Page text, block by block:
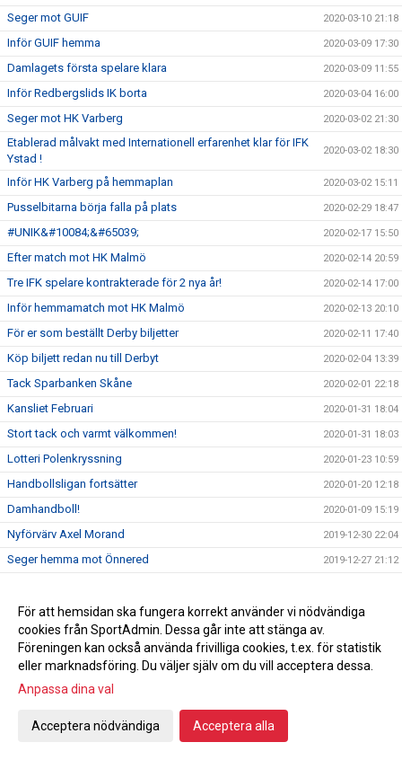
Seger mot GUIF 2020-03-10 21:18
Inför GUIF hemma 2020-03-09 17:30
Damlagets första spelare klara 2020-03-09 11:55
Inför Redbergslids IK borta 2020-03-04 16:00
Seger mot HK Varberg 2020-03-02 21:30
Etablerad målvakt med Internationell erfarenhet klar för IFK
Ystad !
2020-03-02 18:30
Inför HK Varberg på hemmaplan 2020-03-02 15:11
Pusselbitarna börja falla på plats 2020-02-29 18:47
#UNIK&#10084;&#65039; 2020-02-17 15:50
Efter match mot HK Malmö 2020-02-14 20:59
Tre IFK spelare kontrakterade för 2 nya år! 2020-02-14 17:00
Inför hemmamatch mot HK Malmö 2020-02-13 20:10
För er som beställt Derby biljetter 2020-02-11 17:40
Köp biljett redan nu till Derbyt 2020-02-04 13:39
Tack Sparbanken Skåne 2020-02-01 22:18
Kansliet Februari 2020-01-31 18:04
Stort tack och varmt välkommen! 2020-01-31 18:03
Lotteri Polenkryssning 2020-01-23 10:59
Handbollsligan fortsätter 2020-01-20 12:18
Damhandboll! 2020-01-09 15:19
Nyförvärv Axel Morand 2019-12-30 22:04
Seger hemma mot Önnered 2019-12-27 21:12
God jul & Gott nytt år 2019-12-23 10:27
Vinst mot Sävehof 2019-12-18 22:16
Svenska mästarna gästar Ystad Arena 2019-12-18
Vi söker ny kanslist
En julhälsning från en utav våra sponsorer
Vinst mot Önnered
För att hemsidan ska fungera korrekt använder vi nödvändiga
cookies från SportAdmin. Dessa går inte att stänga av.
Föreningen kan också använda frivilliga cookies, t.ex. för statistik
eller marknadsföring. Du väljer själv om du vill acceptera dessa.
Anpassa dina val
Acceptera nödvändiga Acceptera alla